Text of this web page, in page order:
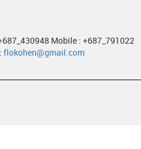
Mobile : +687_791022
flokohen@gmail.com